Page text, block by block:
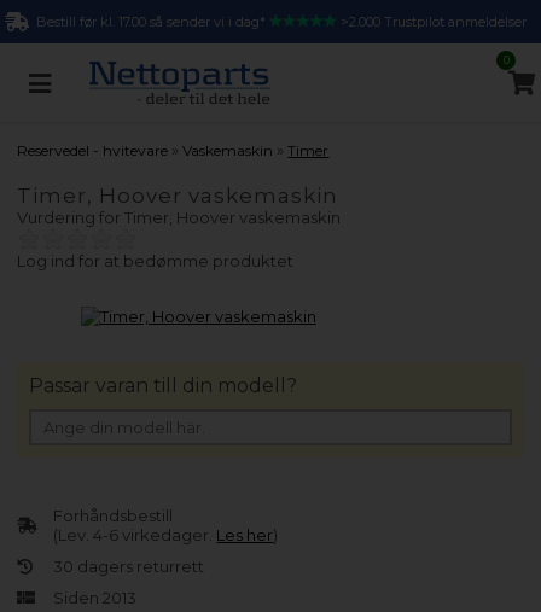
Bestill før kl. 17.00 så sender vi i dag* >2.000 Trustpilot anmeldelser
0
Reservedel - hvitevare »Vaskemaskin »Timer
Timer, Hoover vaskemaskin
Vurdering forTimer, Hoover vaskemaskin
Log ind for at bedømme produktet
Forhåndsbestill
(Lev. 4-6 virkedager. Les her)
30 dagers returrett
Siden 2013
Passar varan till din modell?